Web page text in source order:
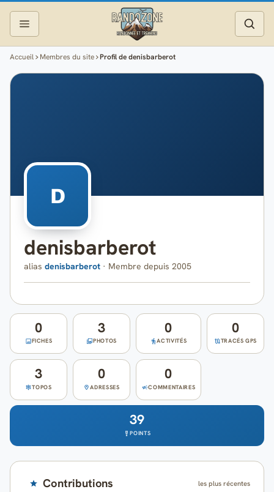
Topos
Reportages
Matériel
Services
Cartes
Blog
Mon compte
Accueil Membres du site Profil de denisbarberot
D
denisbarberot
aliasdenisbarberot · Membre depuis 2005
0
FICHES
3
PHOTOS
0
ACTIVITÉS
0
TRACÉS GPS
3
TOPOS
0
ADRESSES
0
COMMENTAIRES
39
POINTS
Contributions les plus récentes